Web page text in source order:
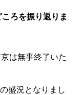
ろを振り返りま
は無事終了いた
盛況となりまし